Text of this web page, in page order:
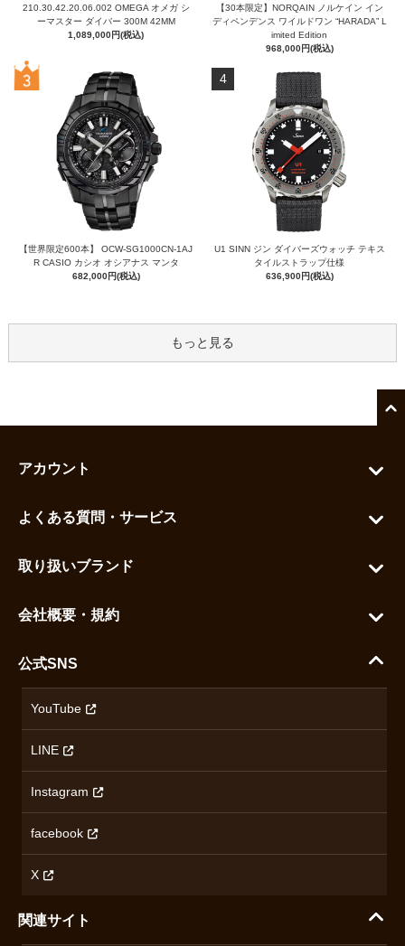
210.30.42.20.06.002 OMEGA オメガ シ
ーマスター ダイバー 300M 42MM
1,089,000円(税込)
【30本限定】NORQAIN ノルケイン イン
ディペンデンス ワイルドワン “HARADA” L
imited Edition
968,000円(税込)
【世界限定600本】 OCW-SG1000CN-1AJ
R CASIO カシオ オシアナス マンタ
682,000円(税込)
4
U1 SINN ジン ダイバーズウォッチ テキス
タイルストラップ仕様
636,900円(税込)
もっと見る
アカウント
お気に入りを見る
よくある質問・サービス
ご利用ガイド
配送・送料について
ハラダの保証とアフターサービス
取り扱いブランド
セイコー
カシオ
オリエントスター
ロンジン
チューダー
ブランド一覧を見る
会社概要・規約
沿革
プライバシーポリシー
無断転載・商用利用について
コンテンツ制作ポリシーおよび生成AIの利用指針
公式SNS
YouTube
LINE
Instagram
facebook
X
関連サイト